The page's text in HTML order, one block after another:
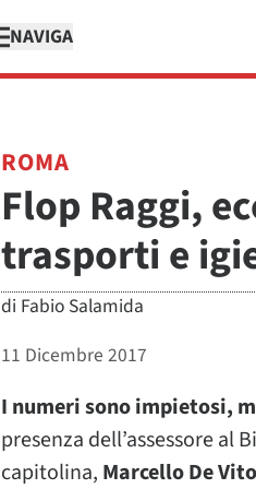
NAVIGA
ROMA
Flop Raggi,
trasporti e
di Fabio Salamida
11 Dicembre 2017
I numeri sono impietosi,
presenza dell’assessore al
capitolina, Marcello De Vito